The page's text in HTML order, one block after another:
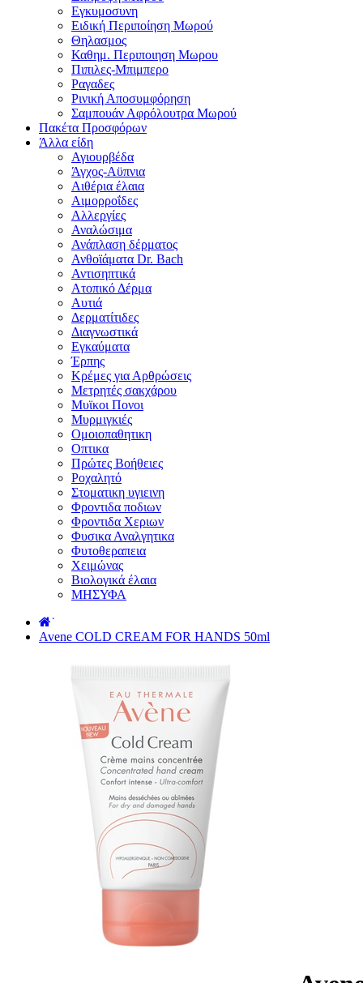
Εγκυμοσυνη
Ειδική Περιποίηση Μωρού
Θηλασμος
Καθημ. Περιποιηση Μωρου
Πιπιλες-Μπιμπερο
Ραγαδες
Ρινική Αποσυμφόρηση
Σαμπουάν Αφρόλουτρα Μωρού
Πακέτα Προσφόρων
Άλλα είδη
Αγιουρβέδα
Άγχος-Αϋπνια
Αιθέρια έλαια
Αιμορροΐδες
Αλλεργίες
Αναλώσιμα
Ανάπλαση δέρματος
Ανθοϊάματα Dr. Bach
Αντισηπτικά
Ατοπικό Δέρμα
Αυτιά
Δερματίτιδες
Διαγνωστικά
Εγκαύματα
Έρπης
Κρέμες για Αρθρώσεις
Μετρητές σακχάρου
Μυϊκοι Πονοι
Μυρμιγκιές
Ομοιοπαθητικη
Οπτικα
Πρώτες Βοήθειες
Ροχαλητό
Στοματικη υγιεινη
Φροντιδα ποδιων
Φροντιδα Χεριων
Φυσικα Αναλγητικα
Φυτοθεραπεια
Χειμώνας
Βιολογικά έλαια
ΜΗΣΥΦΑ
˙
Avene COLD CREAM FOR HANDS 50ml